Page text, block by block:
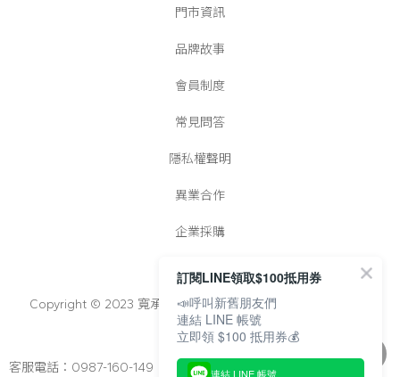
門市資訊
品牌故事
會員制度
常見問答
隱私權聲明
異業合作
企業採購
Copyright © 2023 寬承實業有限公司│統一編號：25022728
客服電話：0987-160-149
訂閱LINE領取$100抵用券
📣呼叫新舊朋友們
連結 LINE 帳號
立即領 $100 抵用券💰
連結 LINE 帳號